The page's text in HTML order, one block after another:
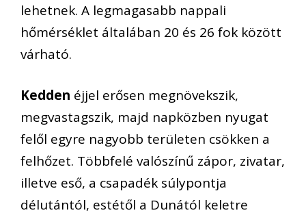
lehetnek. A legmagasabb nappali
hőmérséklet általában 20 és 26 fok között
várható.
Kedden éjjel erősen megnövekszik,
megvastagszik, majd napközben nyugat
felől egyre nagyobb területen csökken a
felhőzet. Többfelé valószínű zápor, zivatar,
illetve eső, a csapadék súlypontja
délutántól, estétől a Dunától keletre